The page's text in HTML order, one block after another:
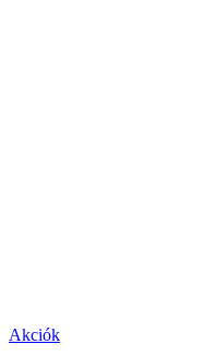
Akciók